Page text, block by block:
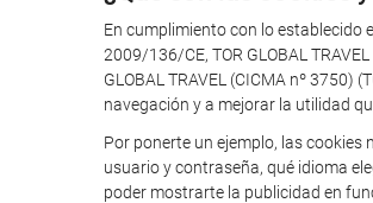
En cumplimiento con lo establecido
2009/136/CE, TOR GLOBAL
GLOBAL TRAVEL (CICMA nº
navegación y a mejorar la utilidad
Por ponerte un ejemplo, las
usuario y contraseña, qué idioma
poder mostrarte la publicidad en